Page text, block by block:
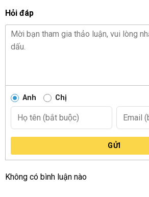
Hỏi đáp
Anh Chị
GỬI
Không có bình luận nào